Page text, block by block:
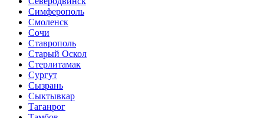
Симферополь
Смоленск
Сочи
Ставрополь
Старый Оскол
Стерлитамак
Сургут
Сызрань
Сыктывкар
Таганрог